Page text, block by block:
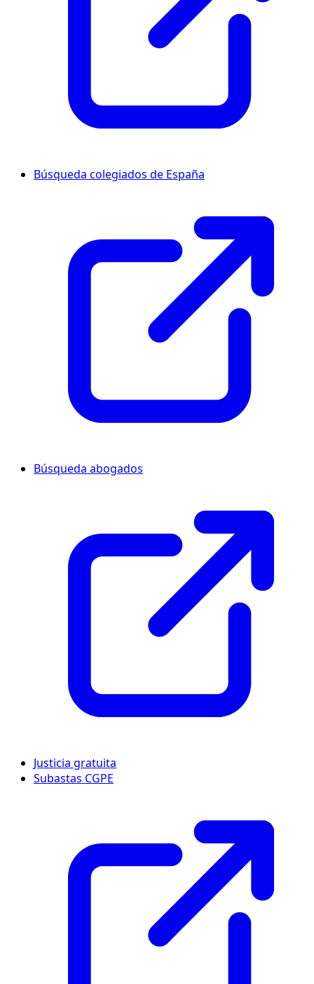
Búsqueda colegiados de España
Búsqueda abogados
Justicia gratuita
Subastas CGPE